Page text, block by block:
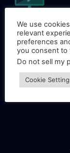
We use
relevant
preferences
you consent to
Do not sell my
Cookie